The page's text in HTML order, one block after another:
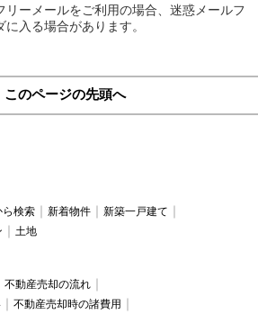
ーメールをご利用の場合、迷惑メールフ
に入る場合があります。
このページの先頭へ
ら検索 新着物件
新築一戸建て
土地
不動産売却の流れ
不動産売却時の諸費用